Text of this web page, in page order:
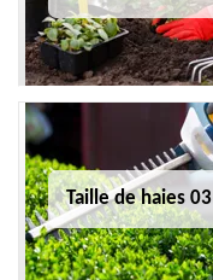
Taille de haies 03